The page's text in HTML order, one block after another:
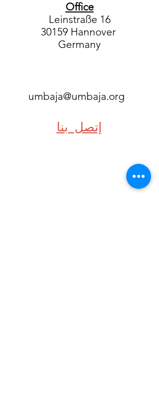
Office
Leinstraße 16
30159 Hannover
Germany
umbaja@umbaja.org
إتصل بنا